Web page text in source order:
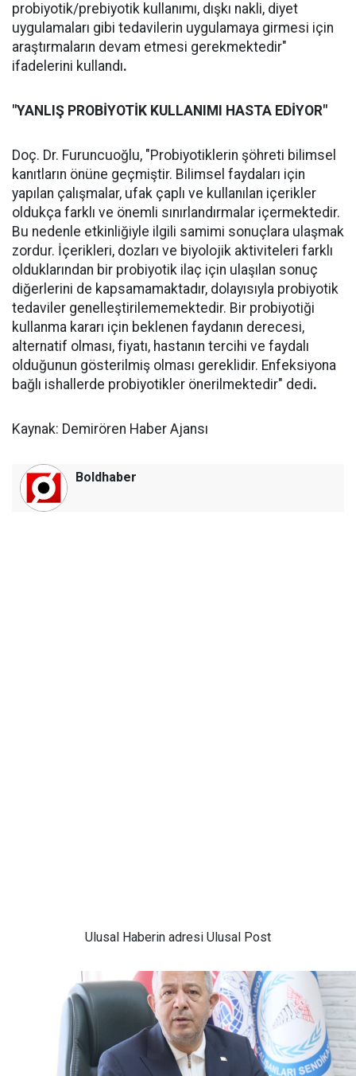
probiyotik/prebiyotik kullanımı, dışkı nakli, diyet
uygulamaları gibi tedavilerin uygulamaya girmesi için
araştırmaların devam etmesi gerekmektedir"
ifadelerini kullandı.
"YANLIŞ PROBİYOTİK KULLANIMI HASTA EDİYOR"
Doç. Dr. Furuncuoğlu, "Probiyotiklerin şöhreti bilimsel
kanıtların önüne geçmiştir. Bilimsel faydaları için
yapılan çalışmalar, ufak çaplı ve kullanılan içerikler
oldukça farklı ve önemli sınırlandırmalar içermektedir.
Bu nedenle etkinliğiyle ilgili samimi sonuçlara ulaşmak
zordur. İçerikleri, dozları ve biyolojik aktiviteleri farklı
olduklarından bir probiyotik ilaç için ulaşılan sonuç
diğerlerini de kapsamamaktadır, dolayısıyla probiyotik
tedaviler genelleştirilememektedir. Bir probiyotiği
kullanma kararı için beklenen faydanın derecesi,
alternatif olması, fiyatı, hastanın tercihi ve faydalı
olduğunun gösterilmiş olması gereklidir. Enfeksiyona
bağlı ishallerde probiyotikler önerilmektedir" dedi.
Kaynak: Demirören Haber Ajansı
Boldhaber
Ulusal Haberin adresi Ulusal Post